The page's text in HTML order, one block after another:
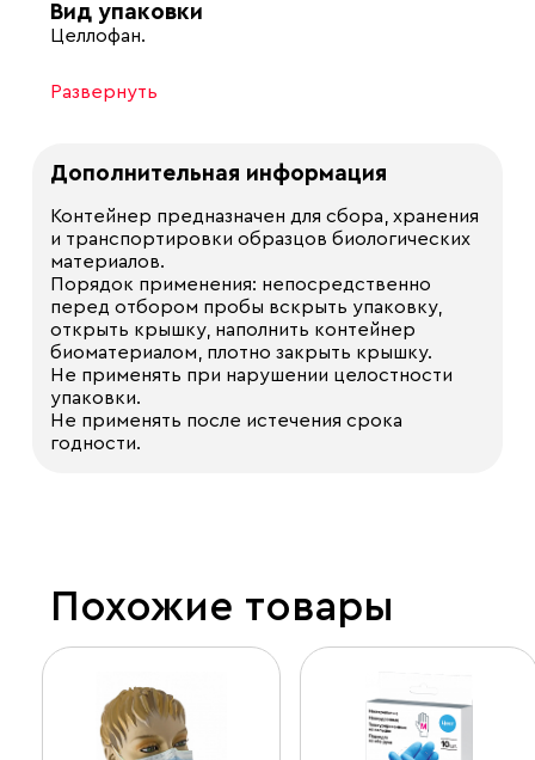
Вид упаковки
Целлофан.
Развернуть
Дополнительная информация
Контейнер предназначен для сбора, хранения
и транспортировки образцов биологических
материалов.
Порядок применения: непосредственно
перед отбором пробы вскрыть упаковку,
открыть крышку, наполнить контейнер
биоматериалом, плотно закрыть крышку.
Не применять при нарушении целостности
упаковки.
Не применять после истечения срока
годности.
Похожие товары